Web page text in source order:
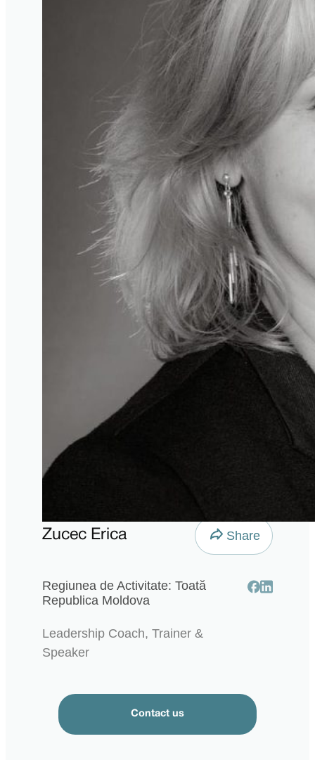
Zucec Erica Share
Regiunea de Activitate: Toată
Republica Moldova
Leadership ​Coach, Trainer & ​
Speaker
Contact us